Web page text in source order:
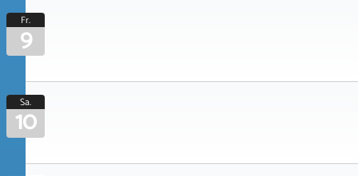
Fr.
9
Sa.
10